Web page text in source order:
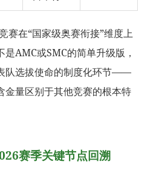
赛在“国家级奥赛衔接”维度上
AMC或SMC的简单升级版，
队选拔使命的制度化环节——
金量区别于其他竞赛的根本特
赛季关键节点回溯